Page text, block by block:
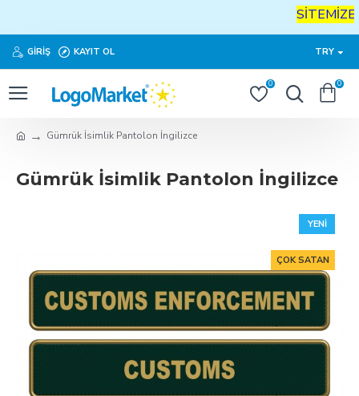
SİTEMİZE
GIRIŞ KAYIT OL TRY
0 0
Gümrük İsimlik Pantolon İngilizce
Gümrük İsimlik Pantolon İngilizce
YENI
ÇOK SATAN